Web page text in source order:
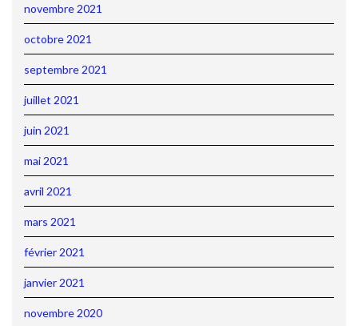
novembre 2021
octobre 2021
septembre 2021
juillet 2021
juin 2021
mai 2021
avril 2021
mars 2021
février 2021
janvier 2021
novembre 2020